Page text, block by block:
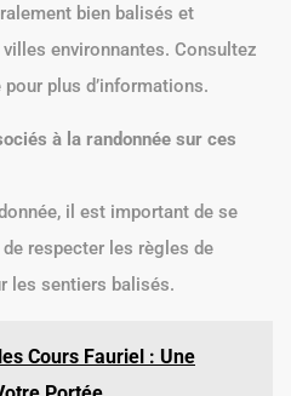
bien balisés et
environnantes. Consultez
plus d’informations.
à la randonnée sur ces
il est important de se
respecter les règles de
les sentiers balisés.
Cours Fauriel : Une